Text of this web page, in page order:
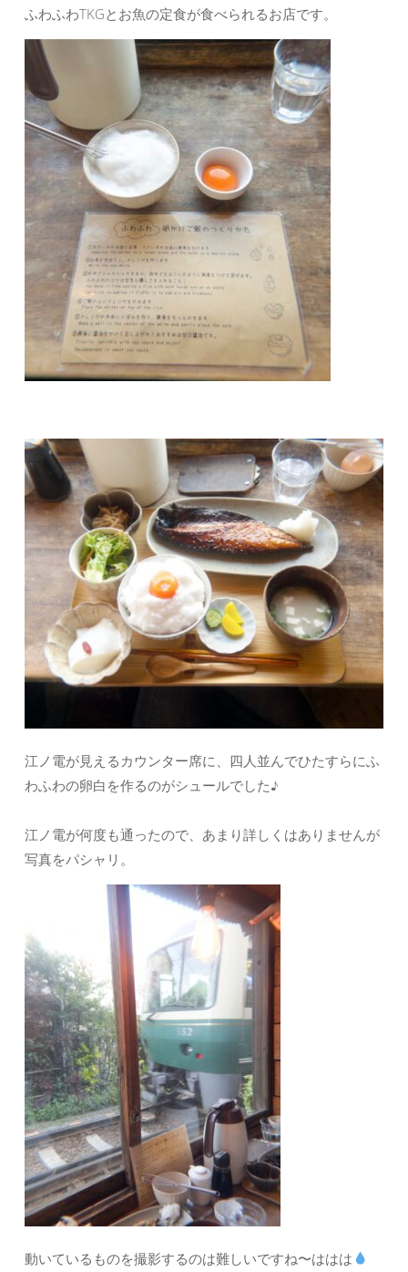
ふわふわTKGとお魚の定食が食べられるお店です。
江ノ電が見えるカウンター席に、四人並んでひたすらにふ
わふわの卵白を作るのがシュールでした♪
江ノ電が何度も通ったので、あまり詳しくはありませんが
写真をパシャリ。
動いているものを撮影するのは難しいですね〜ははは